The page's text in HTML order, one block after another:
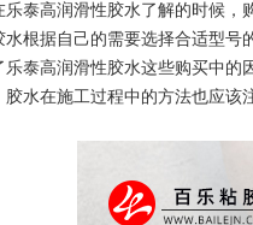
乐泰高润滑性胶水了解的时候，
水根据自己的需要选择合适型号
乐泰高润滑性胶水这些购买中的
胶水在施工过程中的方法也应该